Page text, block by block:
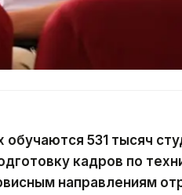
531 тысяч
кадров по
направлениям